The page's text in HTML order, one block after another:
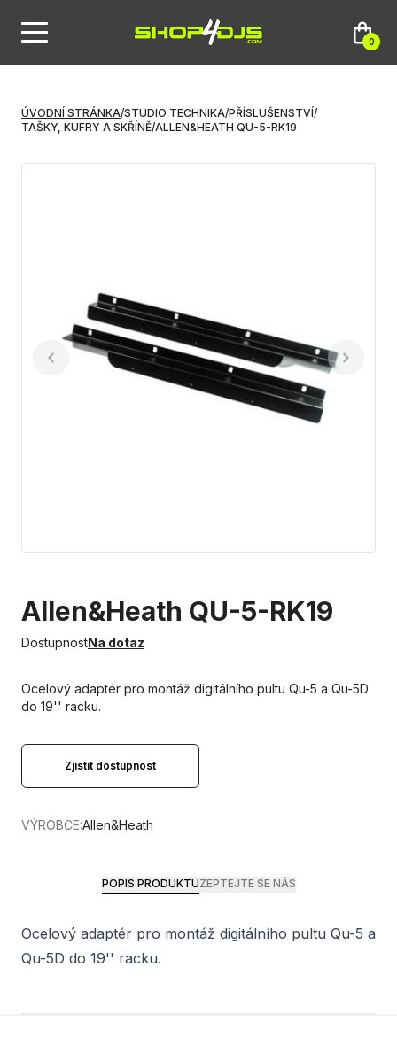
0
ÚVODNÍ STRÁNKA/STUDIO TECHNIKA/PŘÍSLUŠENSTVÍ/
TAŠKY, KUFRY A SKŘÍNĚ/ALLEN&HEATH QU-5-RK19
Allen&Heath QU-5-RK19
DostupnostNa dotaz
Ocelový adaptér pro montáž digitálního pultu Qu-5 a Qu-5D
do 19'' racku.
Zjistit dostupnost
VÝROBCE:Allen&Heath
POPIS PRODUKTUZEPTEJTE SE NÁS
Ocelový adaptér pro montáž digitálního pultu Qu-5 a
Qu-5D do 19'' racku.